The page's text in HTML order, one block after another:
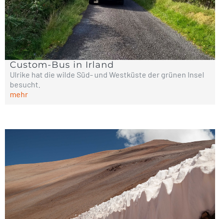
Custom-Bus in Irland
Ulrike hat die wilde Süd- und Westküste der grünen Insel
besucht.
mehr